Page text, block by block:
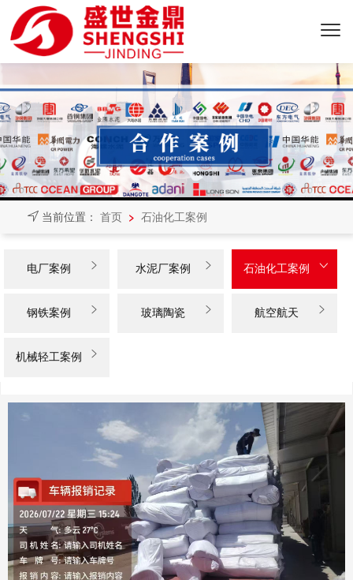
当前位置： 首页 > 石油化工案例
电厂案例  水泥厂案例  石油化工案例 
钢铁案例  玻璃陶瓷  航空航天 
机械轻工案例 